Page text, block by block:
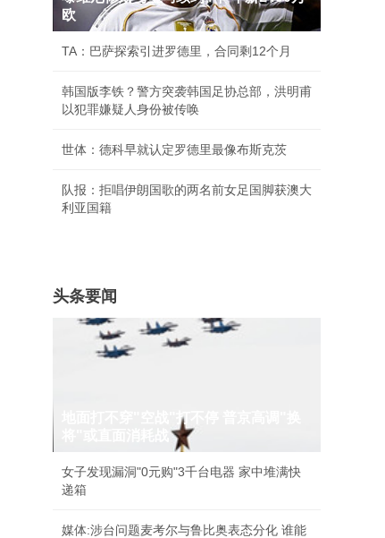
欧
TA：巴萨探索引进罗德里，合同剩12个月
韩国版李铁？警方突袭韩国足协总部，洪明甫
以犯罪嫌疑人身份被传唤
世体：德科早就认定罗德里最像布斯克茨
队报：拒唱伊朗国歌的两名前女足国脚获澳大
利亚国籍
头条要闻
地面打不穿"空战"打不停 普京高调"换
女子发现漏洞"0元购"3千台电器 家中堆满快
递箱
媒体:涉台问题麦考尔与鲁比奥表态分化 谁能